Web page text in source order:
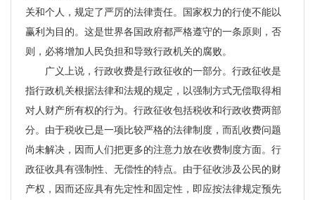
关和个人，规定了严厉的法律责任。国家权力的行使不能以
赢利为目的。这是世界各国政府都严格遵守的一条原则，否
则，必将增加人民负担和导致行政机关的腐败。
广义上说，行政收费是行政征收的一部分。行政征收是
指行政机关根据法律和法规的规定，以强制方式无偿取得相
对人财产所有权的行为。行政征收包括税收和行政收费两部
分。由于税收已是一项比较严格的法律制度，而乱收费问题
尚未解决，因而人们把更多的注意力放在收费制度方面。行
政征收具有强制性、无偿性的特点。由于征收涉及公民的财
产权，因而还应具有先定性和固定性，即应按法律规定预先